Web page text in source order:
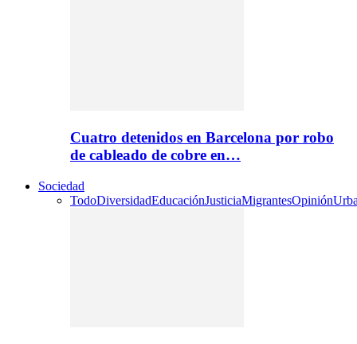
Cuatro detenidos en Barcelona por robo
de cableado de cobre en…
Sociedad
TodoDiversidadEducaciónJusticiaMigrantesOpinión